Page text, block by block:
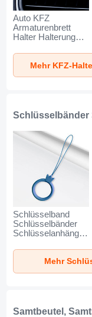
Auto KFZ
Armaturenbrett
Halter Halterung
AutoHalter
Halterungung
Handy BS6 für
Schlüsselbänder
Schlüsselband
Schlüsselbänder
Schlüsselanhänger
für Samsung
Galaxy J3 Blau
Mehr
Samtbeutel,